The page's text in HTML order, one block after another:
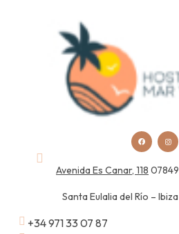
Avenida Es Canar, 118 07849
Santa Eulalia del Río – Ibiza
+34 971 33 07 87